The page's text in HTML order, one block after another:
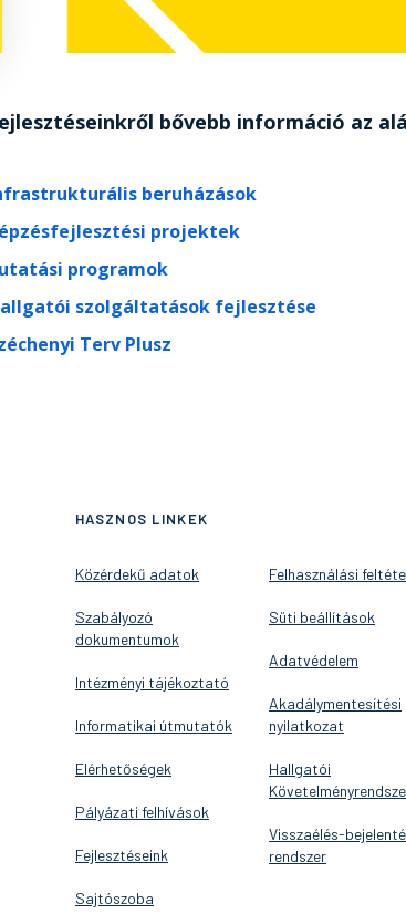
bővebb információ az
beruházások
projektek
programok
szolgáltatások fejlesztése
Terv Plusz
HASZNOS LINKEK
Közérdekű adatok
Szabályozó
dokumentumok
Intézményi tájékoztató
Informatikai útmutatók
Elérhetőségek
Pályázati felhívások
Fejlesztéseink
Sajtószoba
Felhasználási
Süti beállítások
Adatvédelem
Akadálymentesítési
nyilatkozat
Hallgatói
Visszaélés-
rendszer